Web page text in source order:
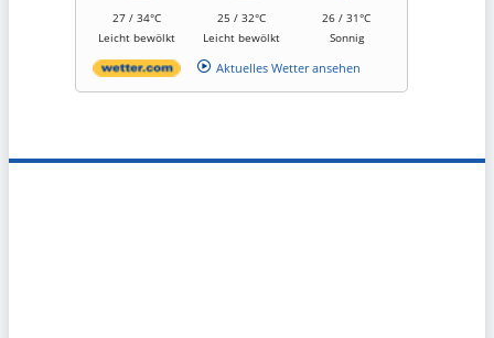
27 / 34°C
Leicht bewölkt
25 / 32°C
Leicht bewölkt
26 / 31°C
Sonnig
Aktuelles Wetter ansehen